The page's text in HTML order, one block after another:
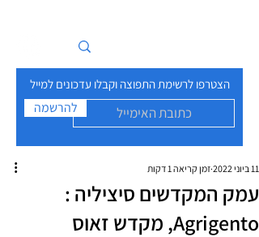
הצטרפו לרשימת התפוצה וקבלו עדכונים למייל
להרשמה
עמק המקדשים סיציליה :
Agrigento, מקדש זאוס
11 ביוני 2022 זמן קריאה 1 דקות